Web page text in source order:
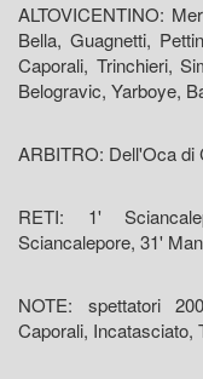
ALTOVICENTINO:
Bella, Guagnetti,
Caporali, Trinchieri,
Belogravic, Yarboye,
ARBITRO: Dell'Oca di
RETI: 1'
Sciancalepore, 31'
NOTE: spettatori
Caporali, Incatasciato,